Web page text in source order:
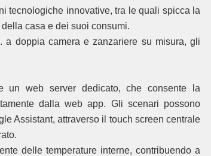
tecnologiche innovative, tra le quali spicca la
casa e dei suoi consumi.
a doppia camera e zanzariere su misura, gli
un web server dedicato, che consente la
dalla web app. Gli scenari possono
Assistant, attraverso il touch screen centrale
delle temperature interne, contribuendo a